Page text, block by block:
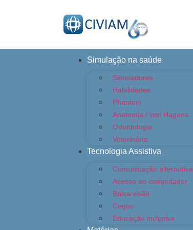
Simulação na saúde
Simuladores
Habilidades
Phantom
Anatomia / von Hagens
Odontologia
Veterinária
Tecnologia Assistiva
Comunicação alternativa
Acesso ao computador
Baixa visão
Cegos
Educação inclusiva